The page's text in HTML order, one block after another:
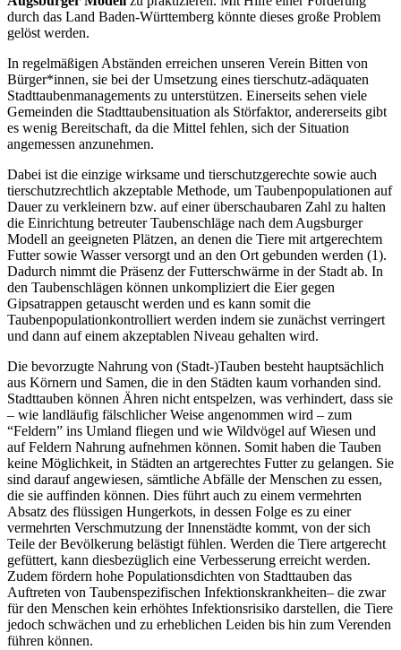
durch das Land Baden-Württemberg könnte dieses große Problem
gelöst werden.
In regelmäßigen Abständen erreichen unseren Verein Bitten von
Bürger*innen, sie bei der Umsetzung eines tierschutz-adäquaten
Stadttaubenmanagements zu unterstützen. Einerseits sehen viele
Gemeinden die Stadttaubensituation als Störfaktor, andererseits gibt
es wenig Bereitschaft, da die Mittel fehlen, sich der Situation
angemessen anzunehmen.
Dabei ist die einzige wirksame und tierschutzgerechte sowie auch
tierschutzrechtlich akzeptable Methode, um Taubenpopulationen auf
Dauer zu verkleinern bzw. auf einer überschaubaren Zahl zu halten
die Einrichtung betreuter Taubenschläge nach dem Augsburger
Modell an geeigneten Plätzen, an denen die Tiere mit artgerechtem
Futter sowie Wasser versorgt und an den Ort gebunden werden (1).
Dadurch nimmt die Präsenz der Futterschwärme in der Stadt ab. In
den Taubenschlägen können unkompliziert die Eier gegen
Gipsatrappen getauscht werden und es kann somit die
Taubenpopulationkontrolliert werden indem sie zunächst verringert
und dann auf einem akzeptablen Niveau gehalten wird.
Die bevorzugte Nahrung von (Stadt-)Tauben besteht hauptsächlich
aus Körnern und Samen, die in den Städten kaum vorhanden sind.
Stadttauben können Ähren nicht entspelzen, was verhindert, dass sie
– wie landläufig fälschlicher Weise angenommen wird – zum
“Feldern” ins Umland fliegen und wie Wildvögel auf Wiesen und
auf Feldern Nahrung aufnehmen können. Somit haben die Tauben
keine Möglichkeit, in Städten an artgerechtes Futter zu gelangen. Sie
sind darauf angewiesen, sämtliche Abfälle der Menschen zu essen,
die sie auffinden können. Dies führt auch zu einem vermehrten
Absatz des flüssigen Hungerkots, in dessen Folge es zu einer
vermehrten Verschmutzung der Innenstädte kommt, von der sich
Teile der Bevölkerung belästigt fühlen. Werden die Tiere artgerecht
gefüttert, kann diesbezüglich eine Verbesserung erreicht werden.
Zudem fördern hohe Populationsdichten von Stadttauben das
Auftreten von Taubenspezifischen Infektionskrankheiten– die zwar
für den Menschen kein erhöhtes Infektionsrisiko darstellen, die Tiere
jedoch schwächen und zu erheblichen Leiden bis hin zum Verenden
führen können.